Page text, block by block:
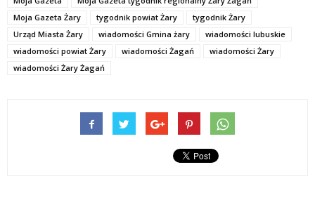
Moja Gazeta Żary
tygodnik powiat Żary
tygodnik Żary
Urząd Miasta Żary
wiadomości Gmina żary
wiadomości lubuskie
wiadomości powiat Żary
wiadomości Żagań
wiadomości Żary
wiadomości Żary Żagań